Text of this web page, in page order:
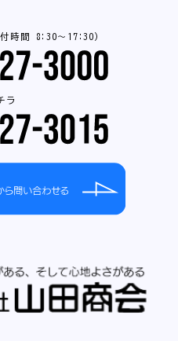
時間 8:30～17:30）
ラ